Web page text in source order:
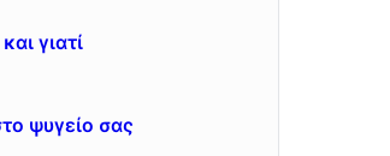
γιατί
ψυγείο σας